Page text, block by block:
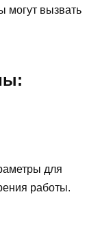
могут вызвать
для
работы.